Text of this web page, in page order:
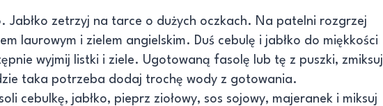
Jabłko zetrzyj na tarce o dużych oczkach. Na patelni rozgrzej
laurowym i zielem angielskim. Duś cebulę i jabłko do miękkości
wyjmij listki i ziele. Ugotowaną fasolę lub tę z puszki, zmiksuj
taka potrzeba dodaj trochę wody z gotowania.
cebulkę, jabłko, pieprz ziołowy, sos sojowy, majeranek i miksuj